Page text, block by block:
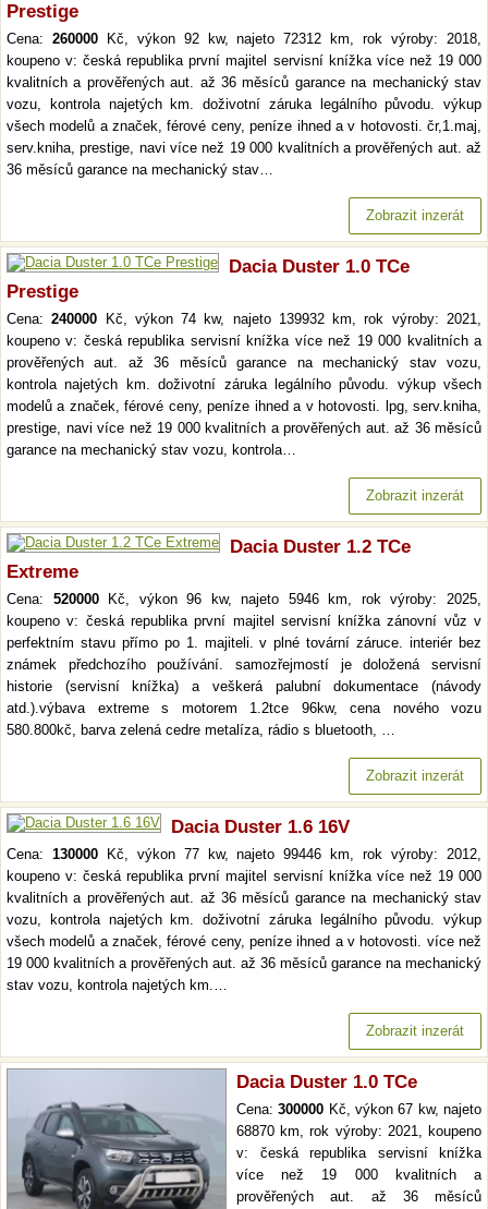
Prestige
Cena: 260000Kč, výkon 92 kw, najeto 72312 km, rok výroby: 2018,
koupeno v: česká republika první majitel servisní knížka více než 19 000
kvalitních a prověřených aut. až 36 měsíců garance na mechanický stav
vozu, kontrola najetých km. doživotní záruka legálního původu. výkup
všech modelů a značek, férové ceny, peníze ihned a v hotovosti. čr,1.maj,
serv.kniha, prestige, navi více než 19 000 kvalitních a prověřených aut. až
36 měsíců garance na mechanický stav…
Zobrazit inzerát
Dacia Duster 1.0 TCe
Prestige
Cena:240000 Kč, výkon 74 kw, najeto 139932 km, rok výroby: 2021,
koupeno v: česká republika servisní knížka více než 19 000 kvalitních a
prověřených aut. až 36 měsíců garance na mechanický stav vozu,
kontrola najetých km. doživotní záruka legálního původu. výkup všech
modelů a značek, férové ceny, peníze ihned a v hotovosti. lpg, serv.kniha,
prestige, navi více než 19 000 kvalitních a prověřených aut. až 36 měsíců
garance na mechanický stav vozu, kontrola…
Zobrazit inzerát
Dacia Duster 1.2 TCe
Extreme
Cena: 520000Kč, výkon 96 kw, najeto 5946 km, rok výroby: 2025,
koupeno v: česká republika první majitel servisní knížka zánovní vůz v
perfektním stavu přímo po 1. majiteli. v plné tovární záruce. interiér bez
známek předchozího používání. samozřejmostí je doložená servisní
historie (servisní knížka) a veškerá palubní dokumentace (návody
atd.).výbava extreme s motorem 1.2tce 96kw, cena nového vozu
580.800kč, barva zelená cedre metalíza, rádio s bluetooth, …
Zobrazit inzerát
Dacia Duster 1.6 16V
Cena: 130000Kč, výkon 77 kw, najeto 99446 km, rok výroby: 2012,
koupeno v: česká republika první majitel servisní knížka více než 19 000
kvalitních a prověřených aut. až 36 měsíců garance na mechanický stav
vozu, kontrola najetých km. doživotní záruka legálního původu. výkup
všech modelů a značek, férové ceny, peníze ihned a v hotovosti. více než
19 000 kvalitních a prověřených aut. až 36 měsíců garance na mechanický
stav vozu, kontrola najetých km.…
Zobrazit inzerát
Dacia Duster 1.0 TCe
Cena:300000 Kč, výkon 67 kw, najeto
68870 km, rok výroby: 2021, koupeno
v: česká republika servisní knížka
více než 19 000 kvalitních a
prověřených aut. až 36 měsíců